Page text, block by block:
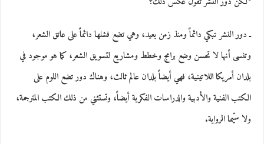
ـ دور النشر تبكي دائماً ومنذ زمن بعيد، وهي تضع فشلها دائماً على عاتق الشعر،
وتنسى أنها لا تحسن وضع برامج وخطط ومشاريع لتسويق الشعر، كما هو موجود في
بلدان أمريكا اللاتينية، فهي أيضاً بلدان عالم ثالث، وهناك دور تضع اللوم على
الكتب الفنية والأدبية والدراسات الفكرية أيضاً، وتستثني من ذلك الكتب المترجمة،
ولا سيّما الرواية.